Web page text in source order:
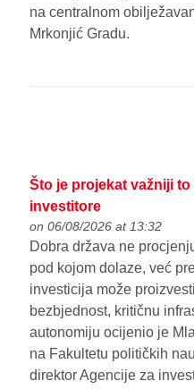
na centralnom
Mrkonjić Gradu.
Što je projekat važniji
investitore
on 06/08/2026 at 13:32
Dobra država ne
pod kojom dolaze, već
investicija može
bezbjednost, kritičnu
autonomiju ocijenio je
na Fakultetu političkih
direktor Agencije za